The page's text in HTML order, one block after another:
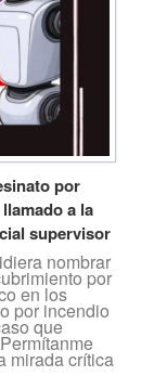
por
a la
supervisor
nombrar
por
en los
por incendio
que
mirada crítica